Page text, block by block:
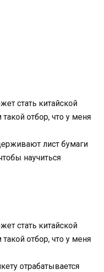
стать китайской
отбор, что у меня
лист бумаги
научиться
стать китайской
отбор, что у меня
отрабатывается